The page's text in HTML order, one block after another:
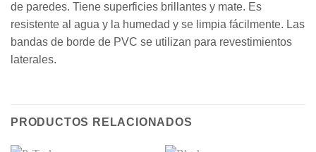
de paredes. Tiene superficies brillantes y mate. Es
resistente al agua y la humedad y se limpia fácilmente. Las
bandas de borde de PVC se utilizan para revestimientos
laterales.
PRODUCTOS RELACIONADOS